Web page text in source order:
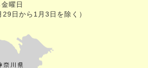
曜日
29日から1月3日を除く）